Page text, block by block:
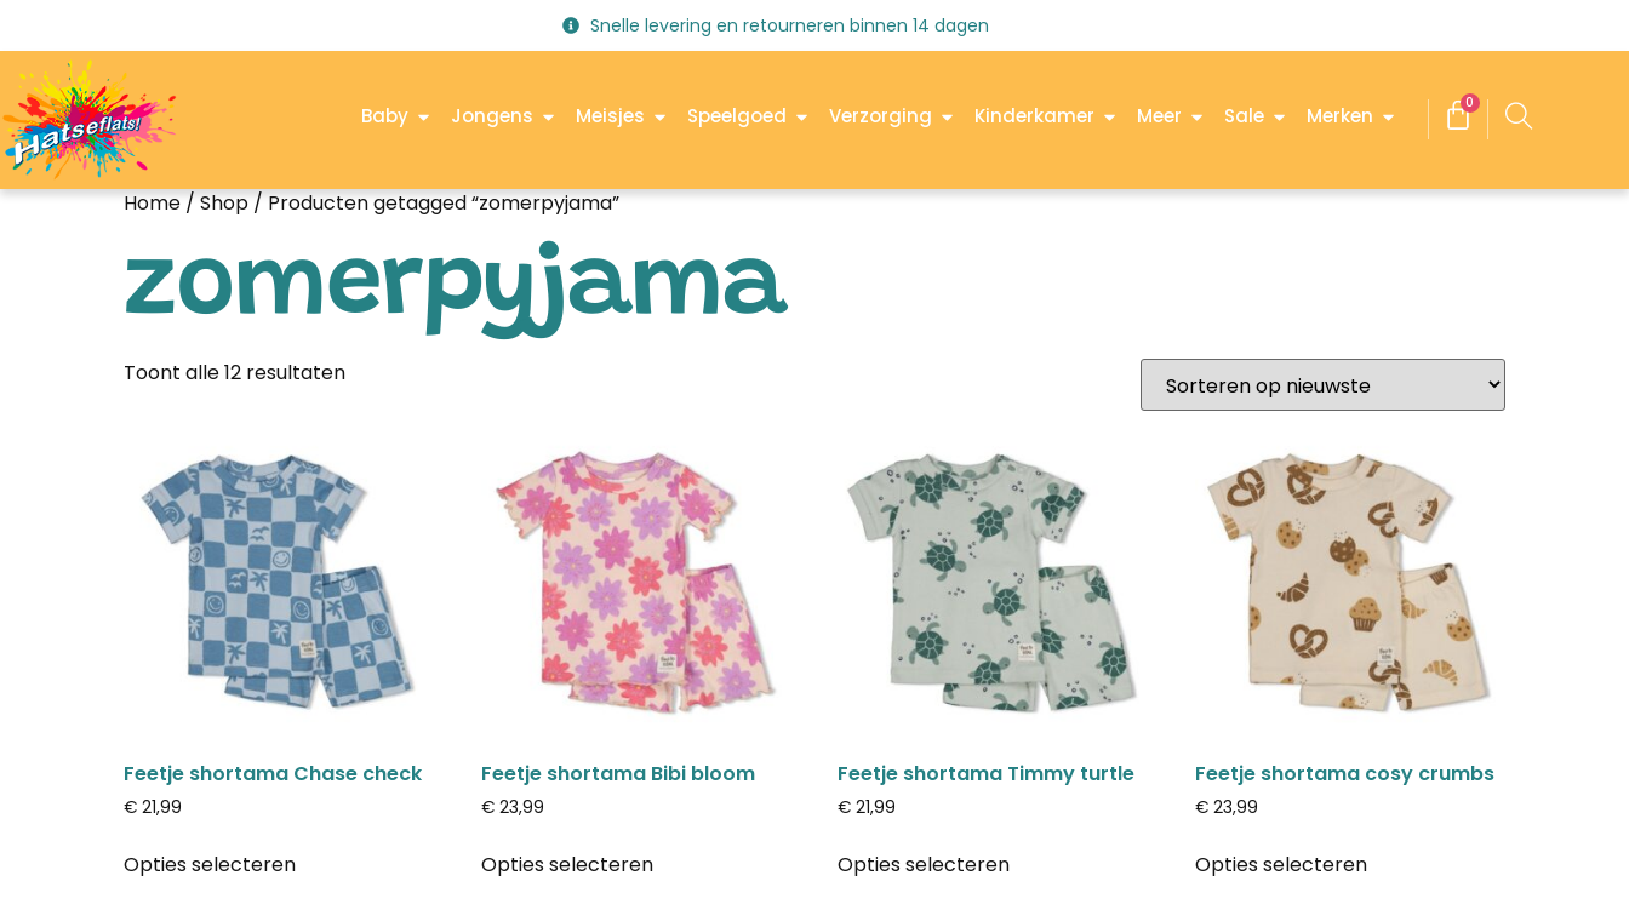
Snelle levering en retourneren binnen 14 dagen
Baby Jongens Meisjes Speelgoed Verzorging Kinderkamer Meer Sale Merken
0
Home/Shop/ Producten getagged “zomerpyjama”
zomerpyjama
Toont alle 12 resultaten
Feetje shortama Chase check
€ 21,99
Opties selecteren
Feetje shortama Bibi bloom
€23,99
Opties selecteren
Feetje shortama Timmy turtle
€ 21,99
Opties selecteren
Feetje shortama cosy crumbs
€ 23,99
Opties selecteren